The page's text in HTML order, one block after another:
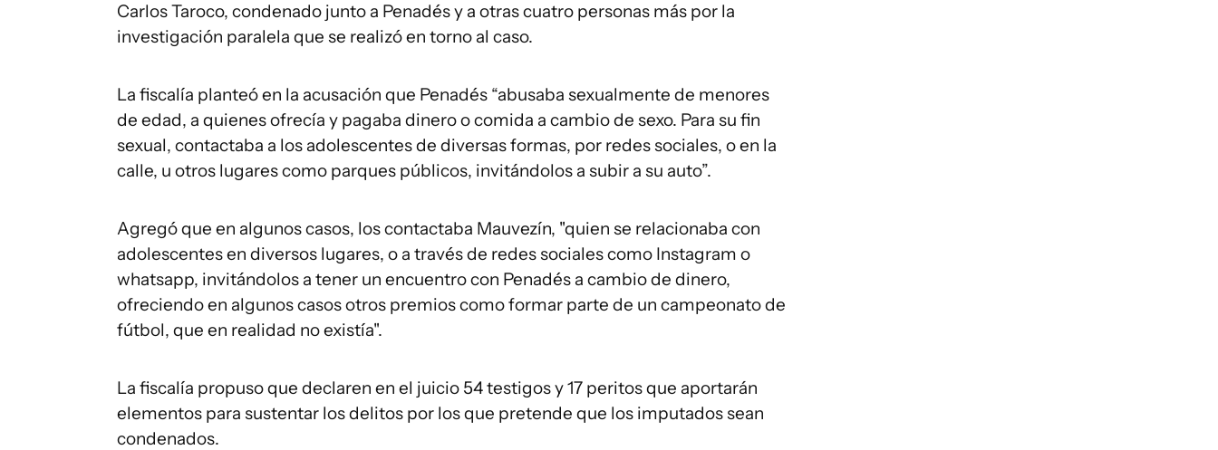
Carlos Taroco, condenado junto a Penadés y a otras cuatro personas más por la
investigación paralela que se realizó en torno al caso.
La fiscalía planteó en la acusación que Penadés “abusaba sexualmente de menores
de edad, a quienes ofrecía y pagaba dinero o comida a cambio de sexo. Para su fin
sexual, contactaba a los adolescentes de diversas formas, por redes sociales, o en la
calle, u otros lugares como parques públicos, invitándolos a subir a su auto”.
Agregó que en algunos casos, los contactaba Mauvezín, "quien se relacionaba con
adolescentes en diversos lugares, o a través de redes sociales como Instagram o
whatsapp, invitándolos a tener un encuentro con Penadés a cambio de dinero,
ofreciendo en algunos casos otros premios como formar parte de un campeonato de
fútbol, que en realidad no existía".
La fiscalía propuso que declaren en el juicio 54 testigos y 17 peritos que aportarán
elementos para sustentar los delitos por los que pretende que los imputados sean
condenados.